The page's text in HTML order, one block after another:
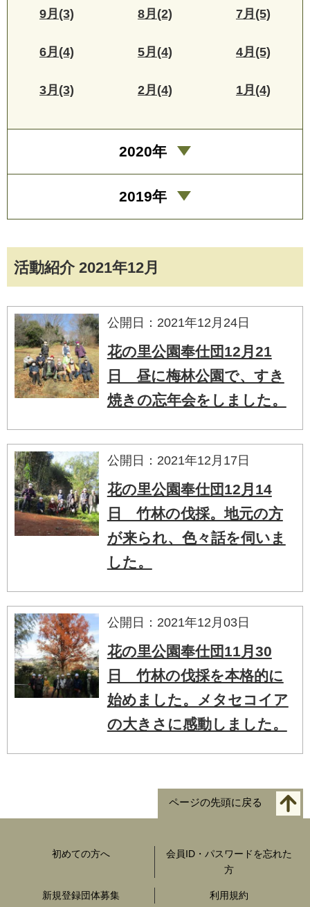
活動紹介 2021年12月
公開日：2021年12月24日
花の里公園奉仕団12月21
日 昼に梅林公園で、すき
焼きの忘年会をしました。
公開日：2021年12月17日
花の里公園奉仕団12月14
日 竹林の伐採。地元の方
が来られ、色々話を伺いま
した。
公開日：2021年12月03日
花の里公園奉仕団11月30
日 竹林の伐採を本格的に
始めました。メタセコイア
の大きさに感動しました。
9月(3) 8月(2) 7月(5)
6月(4) 5月(4) 4月(5)
3月(3) 2月(4) 1月(4)
2020年
2019年
ページの先頭に戻る
初めての方へ
会員ID・パスワードを忘れた
方
新規登録団体募集 利用規約